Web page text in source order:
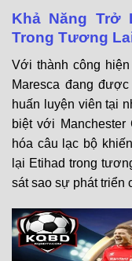
Khả Năng Trở
Trong Tương
Với thành công
Maresca đang
huấn luyện viên tại
biệt với
hóa câu lạc bộ
lại Etihad trong
sát sao sự phát triển